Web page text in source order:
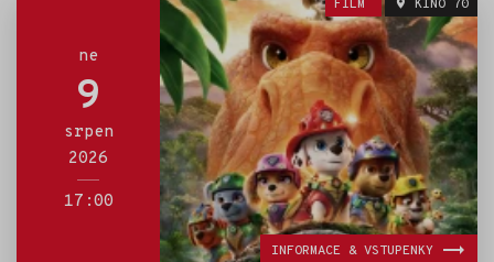
ale jak se na něj kladou stále větší nároky, tlak
vyvolává překvapivou fyzickou proměnu, která ohrožuje
jeho existenci a to i přesto, že podivný nový vzorec
zločinů dává vzniknout jedné z nejmocnějších hrozeb,
jaké kdy čelil.
ne
9
srpen
2026
17:00
FILM KINO 70
INFORMACE & VSTUPENKY